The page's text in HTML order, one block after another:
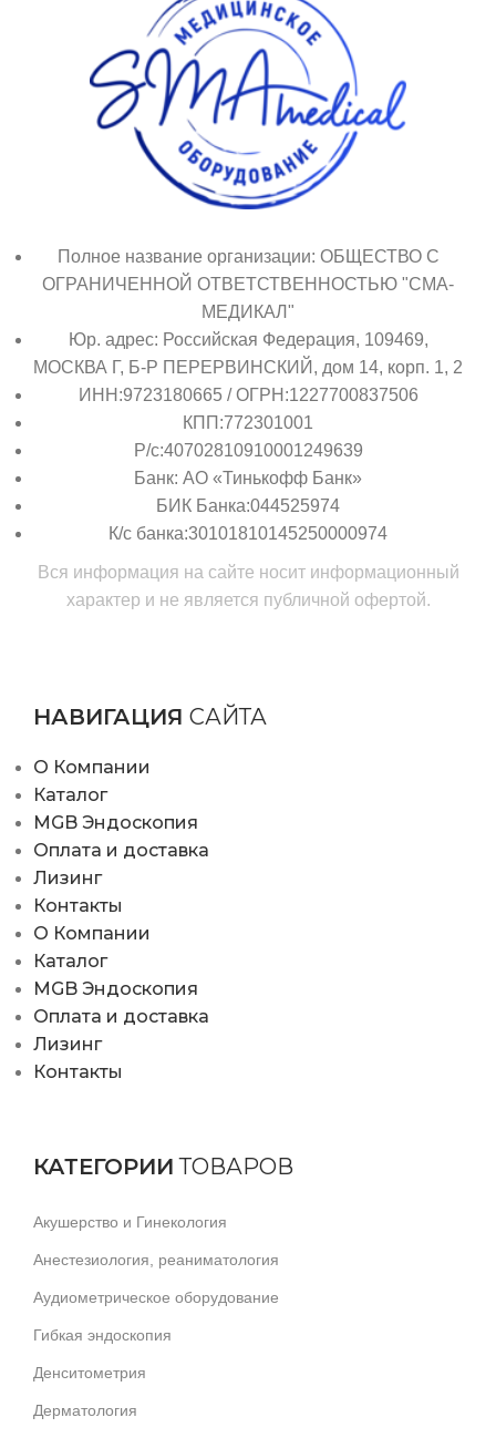
Полное название организации: ОБЩЕСТВО С
ОГРАНИЧЕННОЙ ОТВЕТСТВЕННОСТЬЮ "СМА-
МЕДИКАЛ"
Юр. адрес: Российская Федерация, 109469,
МОСКВА Г, Б-Р ПЕРЕРВИНСКИЙ, дом 14, корп. 1, 2
ИНН:9723180665 / ОГРН:1227700837506
КПП:772301001
Р/с:40702810910001249639
Банк: АО «Тинькофф Банк»
БИК Банка:044525974
К/с банка:30101810145250000974
Вся информация на сайте носит информационный
характер и не является публичной офертой.
НАВИГАЦИЯ САЙТА
О Компании
Каталог
MGB Эндоскопия
Оплата и доставка
Лизинг
Контакты
О Компании
Каталог
MGB Эндоскопия
Оплата и доставка
Лизинг
Контакты
КАТЕГОРИИ ТОВАРОВ
Акушерство и Гинекология
Анестезиология, реаниматология
Аудиометрическое оборудование
Гибкая эндоскопия
Денситометрия
Дерматология